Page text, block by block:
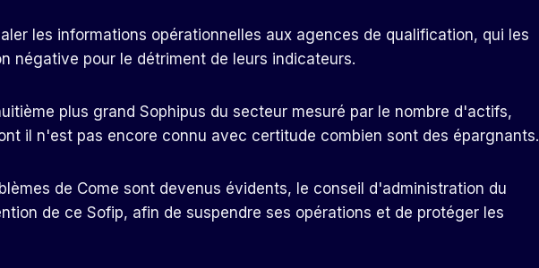
les informations opérationnelles aux agences de qualification, qui les
négative pour le détriment de leurs indicateurs.
plus grand Sophipus du secteur mesuré par le nombre d'actifs,
il n'est pas encore connu avec certitude combien sont des épargnants.
de Come sont devenus évidents, le conseil d'administration du
de ce Sofip, afin de suspendre ses opérations et de protéger les